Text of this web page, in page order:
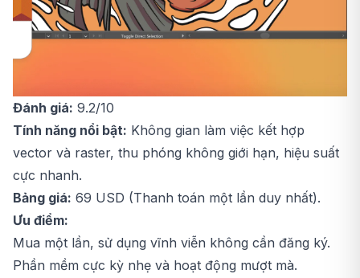
Đánh giá: 9.2/10
Tính năng nổi bật: Không gian làm việc kết hợp
vector và raster, thu phóng không giới hạn, hiệu suất
cực nhanh.
Bảng giá: 69 USD (Thanh toán một lần duy nhất).
Ưu điểm:
Mua một lần, sử dụng vĩnh viễn không cần đăng ký.
Phần mềm cực kỳ nhẹ và hoạt động mượt mà.